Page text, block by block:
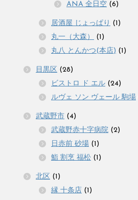
ANA 全日空 (6)
居酒屋 じょっぱり (1)
丸一（大森）
(1)
丸八 とんかつ(本店) (1)
目黒区 (28)
ビストロ ド エル (24)
ルヴェ ソン ヴェール 駒場
武蔵野市 (4)
武蔵野赤十字病院 (2)
日赤前 砂場 (1)
鮨 割烹 福松 (1)
北区 (1)
縁 十条店 (1)